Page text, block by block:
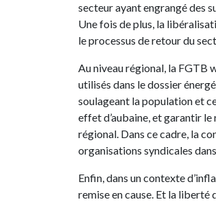
secteur ayant engrangé des
Une fois de plus, la
le processus de retour du
Au niveau régional, la FGTB
utilisés dans le dossier
soulageant la population et
effet d’aubaine, et garantir
régional. Dans ce cadre, la
organisations syndicales
Enfin, dans un contexte
remise en cause. Et la liberté